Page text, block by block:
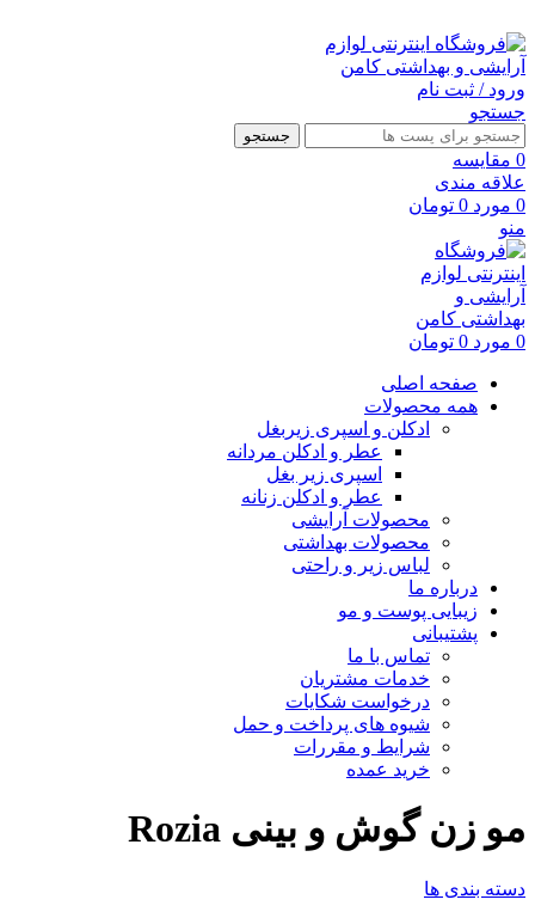
ورود / ثبت نام
جستجو
جستجو
0 مقايسه
علاقه مندی
0 مورد 0 تومان
منو
0 مورد 0 تومان
صفحه اصلی
همه محصولات
ادکلن و اسپری زیربغل
عطر و ادکلن مردانه
اسپری زیر بغل
عطر و ادکلن زنانه
محصولات آرایشی
محصولات بهداشتی
لباس زیر و راحتی
درباره ما
زیبایی پوست و مو
پشتیبانی
تماس با ما
خدمات مشتریان
درخواست شکایات
شیوه های پرداخت و حمل
شرایط و مقررات
خرید عمده
مو زن گوش و بینی Rozia
دسته بندی ها